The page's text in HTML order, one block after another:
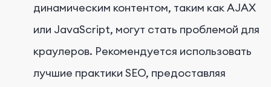
динамическим контентом, таким как AJAX
или JavaScript, могут стать проблемой для
краулеров. Рекомендуется использовать
лучшие практики SEO, предоставляя